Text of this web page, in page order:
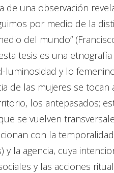
de una observación
por medio de la
del mundo”
tesis es una
y lo
de las mujeres se tocan
los antepasados;
se vuelven
con la
y la agencia, cuya
y las acciones